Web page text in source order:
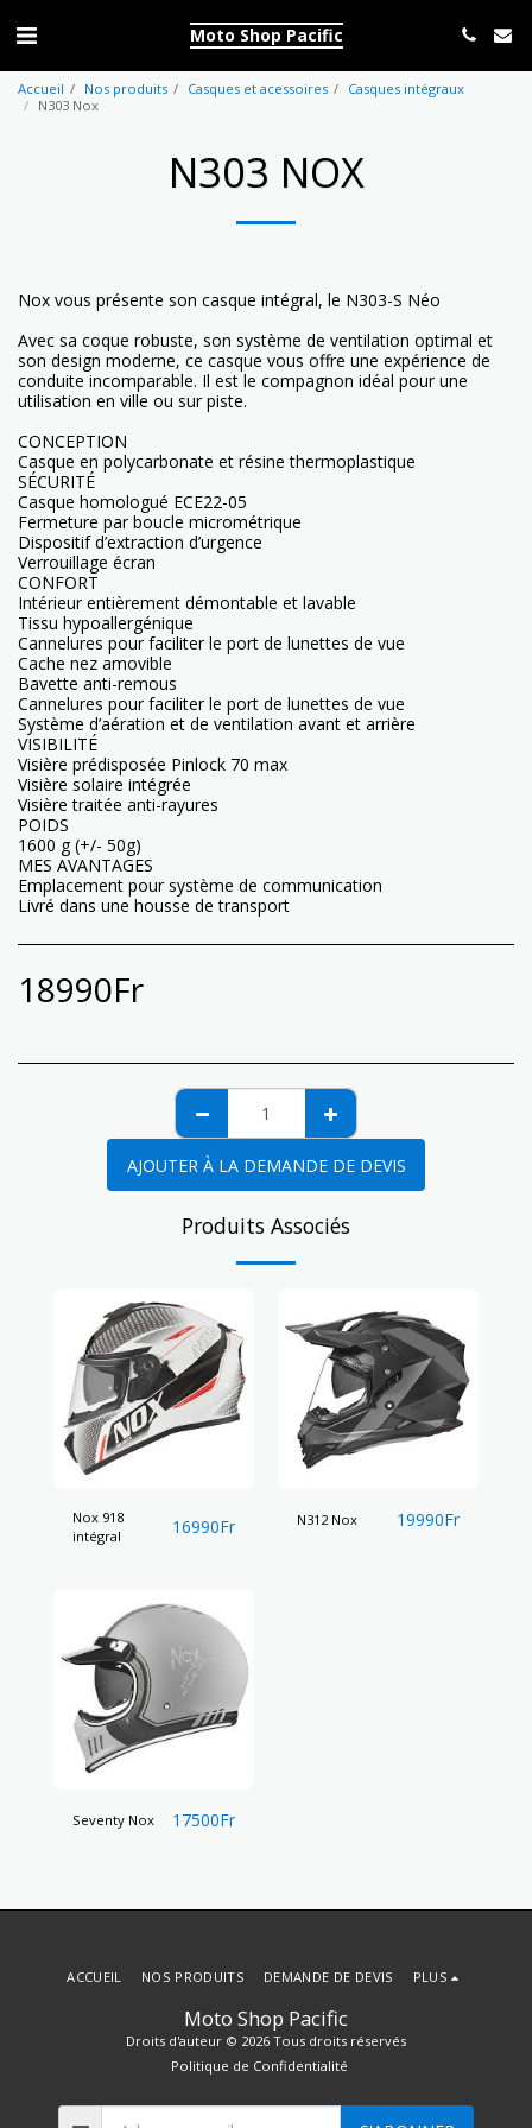
Moto Shop Pacific
Accueil Nos produits Casques et acessoires
Casques intégraux
N303 Nox
N303 NOX
Nox vous présente son casque intégral, le N303-S Néo
Avec sa coque robuste, son système de ventilation optimal et
son design moderne, ce casque vous offre une expérience de
conduite incomparable. Il est le compagnon idéal pour une
utilisation en ville ou sur piste.
CONCEPTION
Casque en polycarbonate et résine thermoplastique
SÉCURITÉ
Casque homologué ECE22-05
Fermeture par boucle micrométrique
Dispositif d’extraction d’urgence
Verrouillage écran
CONFORT
Intérieur entièrement démontable et lavable
Tissu hypoallergénique
Cannelures pour faciliter le port de lunettes de vue
Cache nez amovible
Bavette anti-remous
Cannelures pour faciliter le port de lunettes de vue
Système d’aération et de ventilation avant et arrière
VISIBILITÉ
Visière prédisposée Pinlock 70 max
Visière solaire intégrée
Visière traitée anti-rayures
POIDS
1600 g (+/- 50g)
MES AVANTAGES
Emplacement pour système de communication
Livré dans une housse de transport
18990Fr
AJOUTER À LA DEMANDE DE DEVIS
Produits Associés
Nox 918
intégral
16990Fr N312 Nox 19990Fr
Seventy Nox 17500Fr
Moto Shop Pacific
Droits d'auteur © 2026 Tous droits réservés
Politique de Confidentialité
ACCUEIL NOS PRODUITS DEMANDE DE DEVIS PLUS